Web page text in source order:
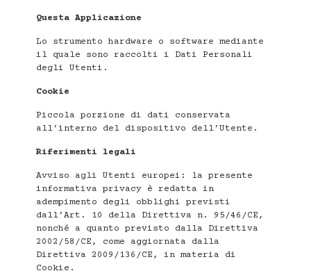
Questa Applicazione
Lo strumento hardware o software mediante
il quale sono raccolti i Dati Personali
degli Utenti.
Cookie
Piccola porzione di dati conservata
all’interno del dispositivo dell’Utente.
Riferimenti legali
Avviso agli Utenti europei: la presente
informativa privacy è redatta in
adempimento degli obblighi previsti
dall’Art. 10 della Direttiva n. 95/46/CE,
nonché a quanto previsto dalla Direttiva
2002/58/CE, come aggiornata dalla
Direttiva 2009/136/CE, in materia di
Cookie.